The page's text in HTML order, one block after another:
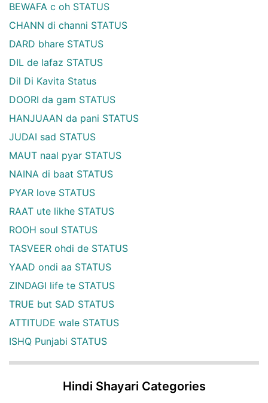
BEWAFA c oh STATUS
CHANN di channi STATUS
DARD bhare STATUS
DIL de lafaz STATUS
Dil Di Kavita Status
DOORI da gam STATUS
HANJUAAN da pani STATUS
JUDAI sad STATUS
MAUT naal pyar STATUS
NAINA di baat STATUS
PYAR love STATUS
RAAT ute likhe STATUS
ROOH soul STATUS
TASVEER ohdi de STATUS
YAAD ondi aa STATUS
ZINDAGI life te STATUS
TRUE but SAD STATUS
ATTITUDE wale STATUS
ISHQ Punjabi STATUS
Hindi Shayari Categories